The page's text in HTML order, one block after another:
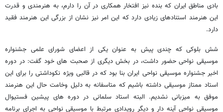
بادی مناطق ایران که بنده نیز افتخار همکاری در آن را دارم، به هنرمندی و قدرت
این هنرمند استنادهای زیادی دارد که این امر نیز نشان از بزرگی این هنرمند فقید
دارد.
شش بلوکی که چندی پیش به عنوان یکی از اعضای شورای علمی جشنواره
موسیقی نواحی حضور داشت، در بخش دیگری از صحبت های خود گفت: در دوره
اخیر جشنواره موسیقی نواحی ایران بنا بود که در قالبی ویژه نکوداشتی را برای این
استاد ممتاز موسیقی داشته باشیم که متاسفانه به دلیل وخامت حال این هنرمند
موفق به میزبانی نشدیم. البته استاد سلمانی در دوره های پیشین فستیوال
موسیقی نواحی آینه دار و دیگر رویدادی مرتبط با موسیقی نواحی به اجرای برنامه